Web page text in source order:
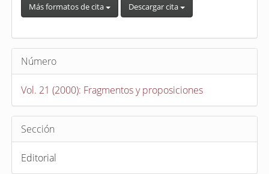
Más formatos de cita Descargar cita
Número
Vol. 21 (2000): Fragmentos y proposiciones
Sección
Editorial